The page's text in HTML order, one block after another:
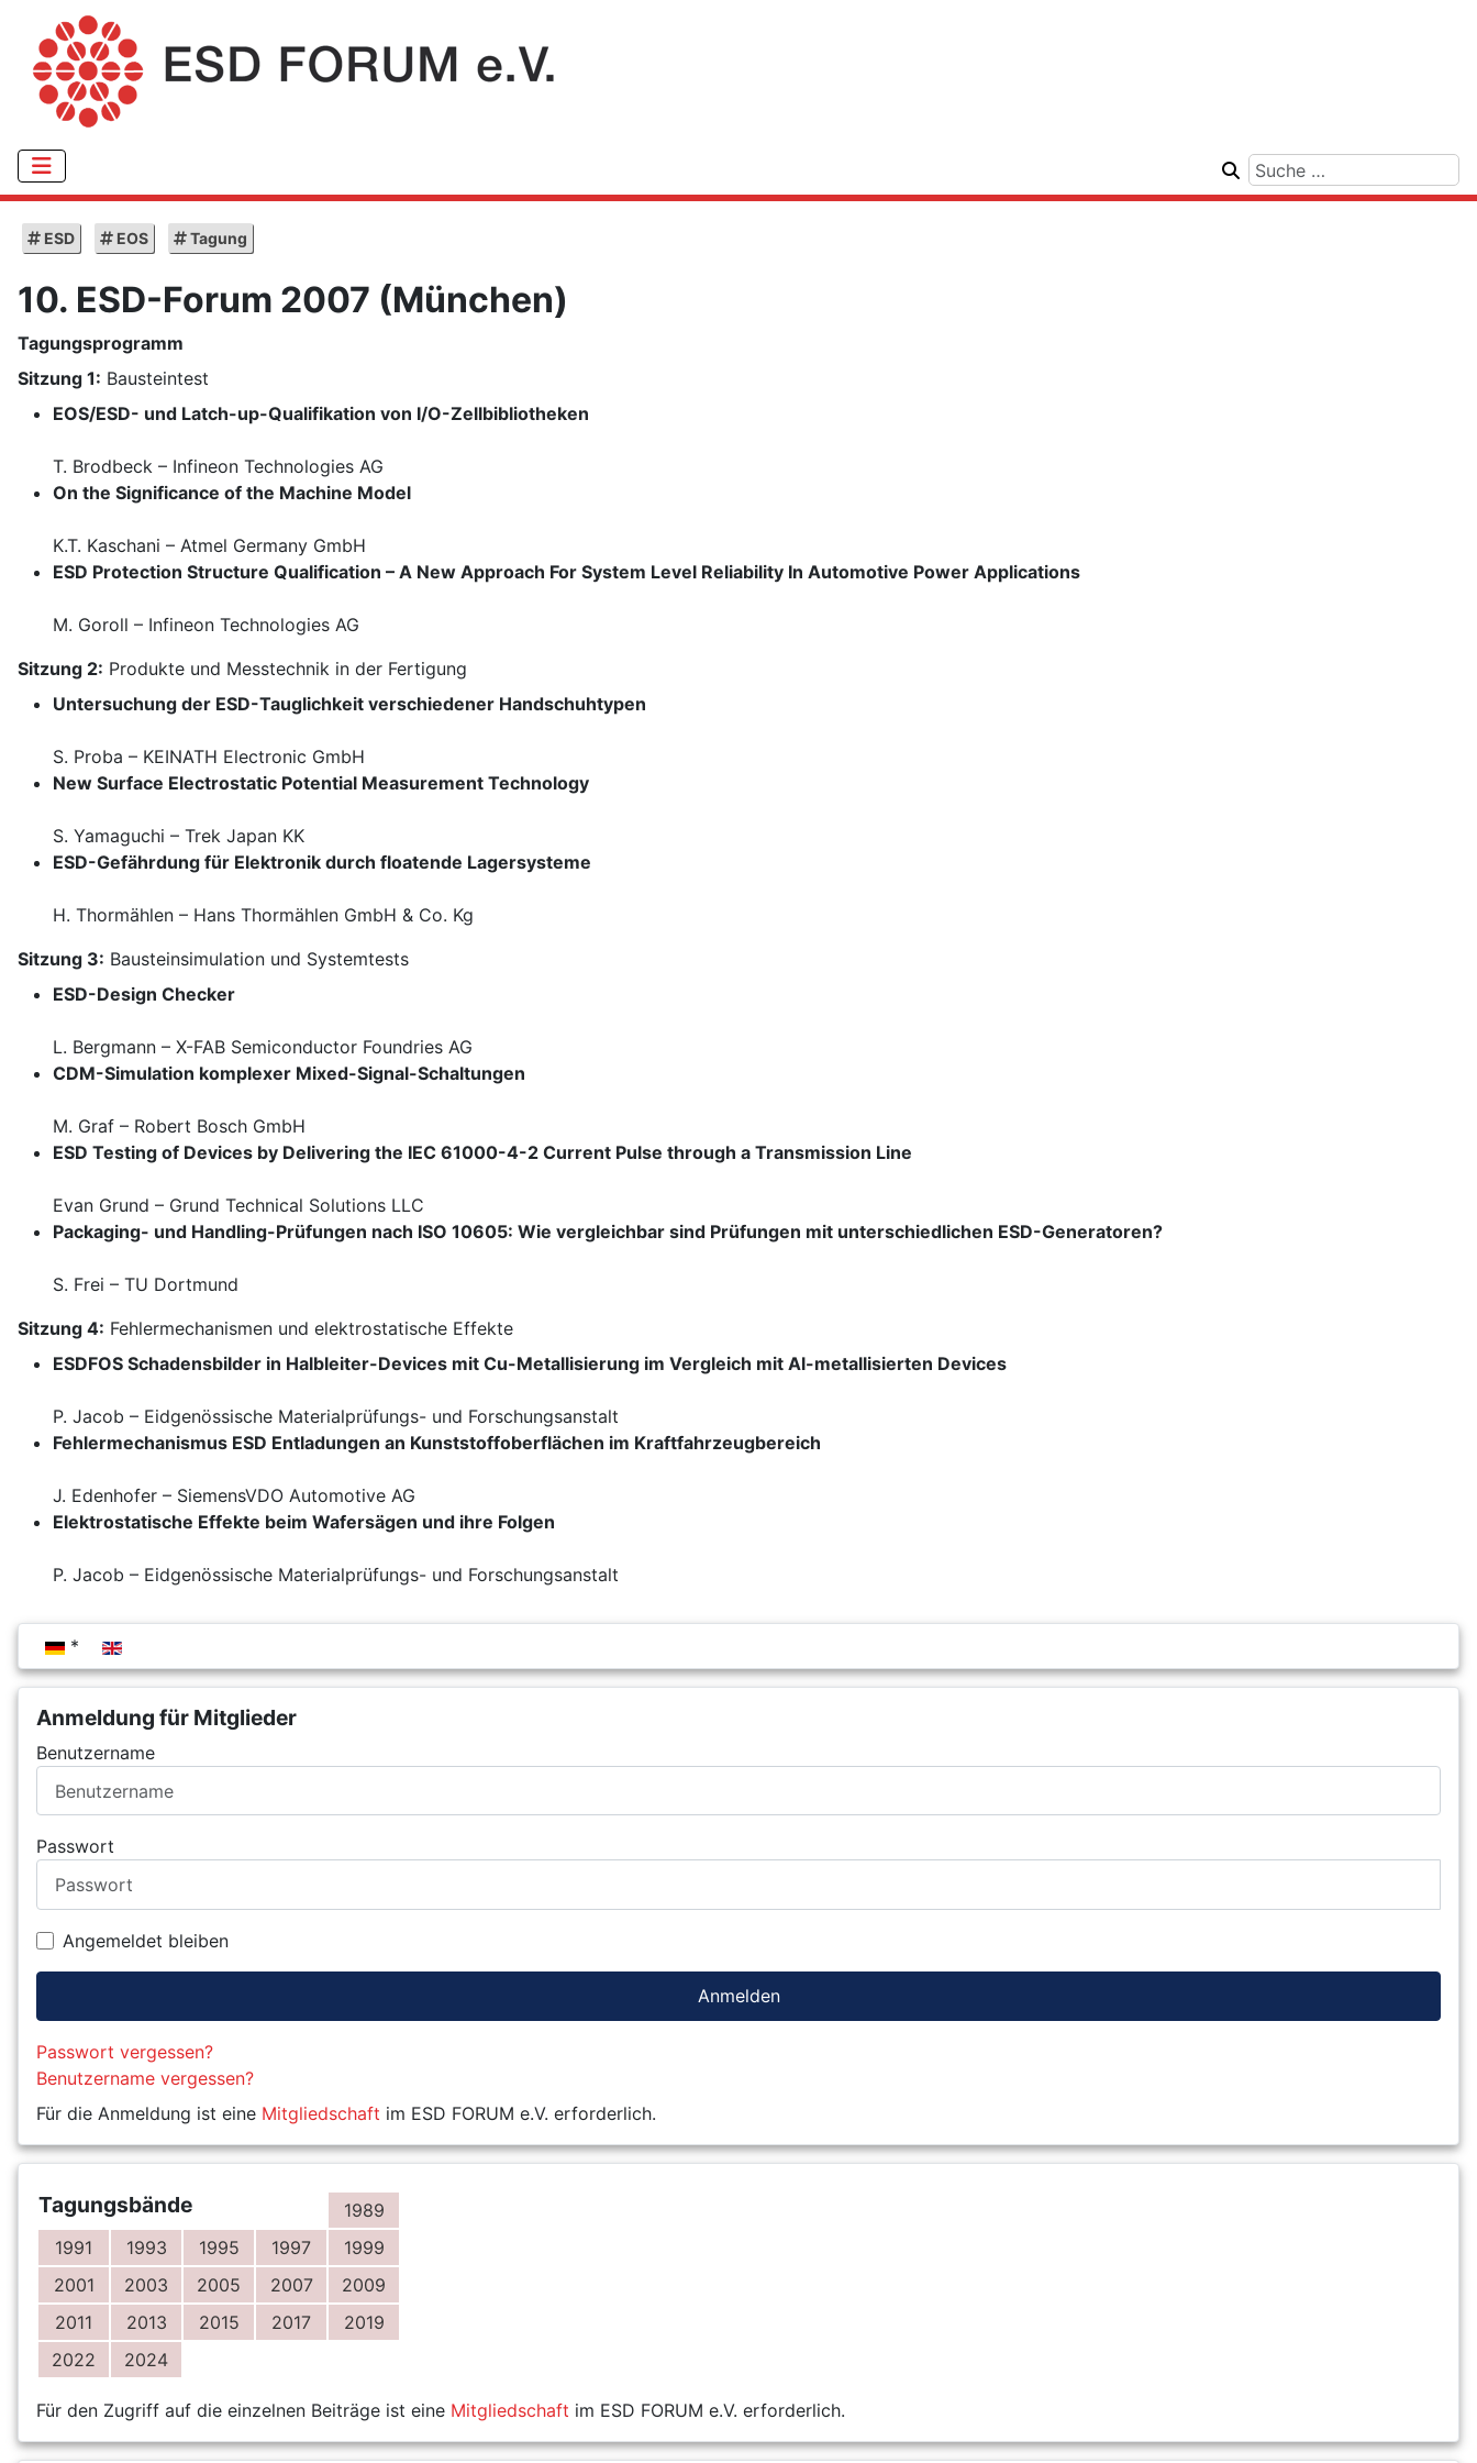
Sprache auswählen
Anmeldung für Mitglieder
Benutzername
Passwort
Angemeldet bleiben
Anmelden
Passwort vergessen?
Benutzername vergessen?
Für die Anmeldung ist eine Mitgliedschaft im ESD FORUM e.V. erforderlich.
Tagungsbände
1989
1991
1993 1995 1997
1999
2001
2003 2005 2007
2009
2011
2013 2015 2017
2019
2022
2024
Für den Zugriff auf die einzelnen Beiträge ist eine Mitgliedschaft im ESD FORUM e.V. erforderlich.
ESD EOS Tagung
10. ESD-Forum 2007 (München)
Tagungsprogramm
Sitzung 1: Bausteintest
EOS/ESD- und Latch-up-Qualifikation von I/O-Zellbibliotheken
T. Brodbeck – Infineon Technologies AG
On the Significance of the Machine Model
K.T. Kaschani – Atmel Germany GmbH
ESD Protection Structure Qualification – A New Approach For System Level Reliability In Automotive Power Applications
M. Goroll – Infineon Technologies AG
Sitzung 2: Produkte und Messtechnik in der Fertigung
Untersuchung der ESD-Tauglichkeit verschiedener Handschuhtypen
S. Proba – KEINATH Electronic GmbH
New Surface Electrostatic Potential Measurement Technology
S. Yamaguchi – Trek Japan KK
ESD-Gefährdung für Elektronik durch floatende Lagersysteme
H. Thormählen – Hans Thormählen GmbH & Co. Kg
Sitzung 3: Bausteinsimulation und Systemtests
ESD-Design Checker
L. Bergmann – X-FAB Semiconductor Foundries AG
CDM-Simulation komplexer Mixed-Signal-Schaltungen
M. Graf – Robert Bosch GmbH
ESD Testing of Devices by Delivering the IEC 61000-4-2 Current Pulse through a Transmission Line
Evan Grund – Grund Technical Solutions LLC
Packaging- und Handling-Prüfungen nach ISO 10605: Wie vergleichbar sind Prüfungen mit unterschiedlichen ESD-Generatoren?
S. Frei – TU Dortmund
Sitzung 4: Fehlermechanismen und elektrostatische Effekte
ESDFOS Schadensbilder in Halbleiter-Devices mit Cu-Metallisierung im Vergleich mit Al-metallisierten Devices
P. Jacob – Eidgenössische Materialprüfungs- und Forschungsanstalt
Fehlermechanismus ESD Entladungen an Kunststoffoberflächen im Kraftfahrzeugbereich
J. Edenhofer – SiemensVDO Automotive AG
Elektrostatische Effekte beim Wafersägen und ihre Folgen
P. Jacob – Eidgenössische Materialprüfungs- und Forschungsanstalt